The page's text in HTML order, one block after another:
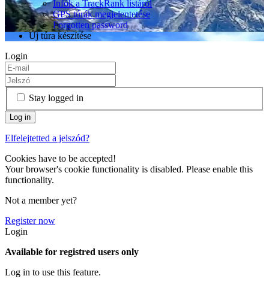
Infók a TrackRank listáról
GPS túrák megjelentetése
Forgotten password
Új túra készítése
Login
Stay logged in
Elfelejtetted a jelszód?
Cookies have to be accepted!
Your browser's cookie functionality is disabled. Please enable this
functionality.
Not a member yet?
Register now
Login
Available for registred users only
Log in to use this feature.